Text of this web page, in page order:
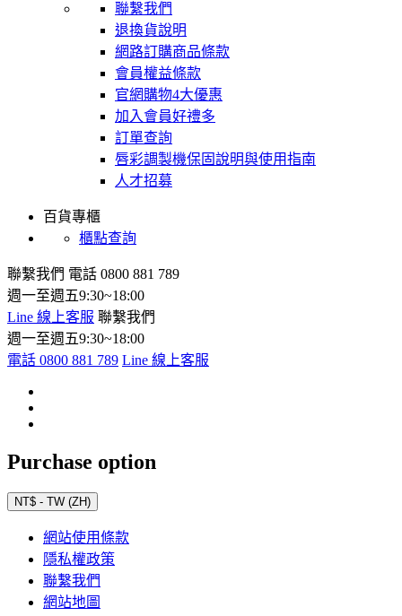
聯繫我們
退換貨說明
網路訂購商品條款
會員權益條款
官網購物4大優惠
加入會員好禮多
訂單查詢
唇彩調製機保固說明與使用指南
人才招募
百貨專櫃
櫃點查詢
聯繫我們 電話 0800 881 789
週一至週五9:30~18:00
Line 線上客服 聯繫我們
週一至週五9:30~18:00
電話 0800 881 789 Line 線上客服
Purchase option
NT$ - TW (ZH)
網站使用條款
隱私權政策
聯繫我們
網站地圖